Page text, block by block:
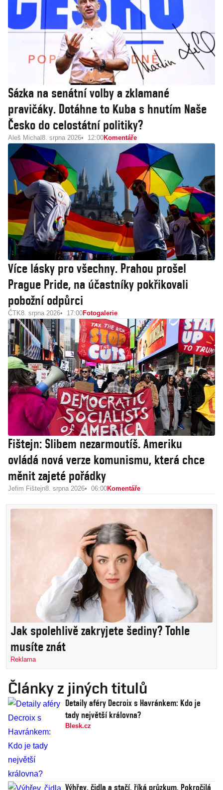
Sázka na senátní volby a zklamané
pravičáky. Dotáhne to Kuba s hnutím Naše
Česko do celostátní politiky?
Aleš Michal 8. srpna 2026 12:00Komentáře
Více lásky pro všechny. Prahou prošel
Prague Pride, na účastníky pokřikovali
pobožní odpůrci
ČTK8. srpna 2026 17:00Fotogalerie
Fištejn: Slibem nezarmoutíš. Ameriku
ovládá nová verze komunismu, která chce
měnit zajeté pořádky
Jefim Fištejn8. srpna 2026 06:00Komentáře
Jak spolehlivě zakryjete šediny? Tohle
musíte znát
Reklama
Články z jiných titulů
Detaily aféry Decroix s Havránkem: Kdo je
tady největší královna?
Blesk.cz
Výhřev, čidla a stačí, říká průzkum. Pokročilá